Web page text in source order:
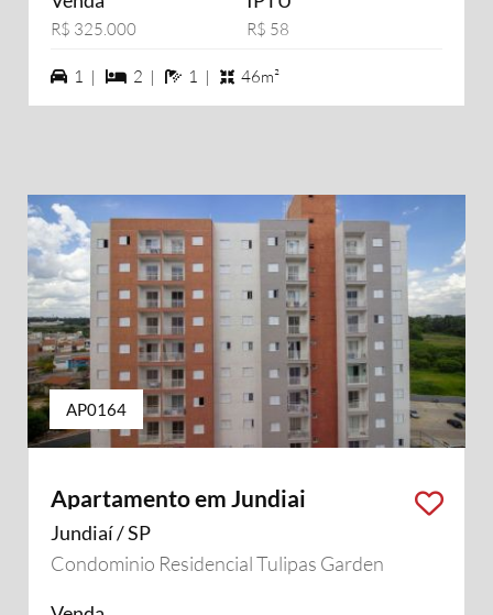
R$ 325.000 R$ 58
1 vagas na garagem
1 | 2 dormiórios
2 | 1 banheiros
1 | 46m²
AP0164
Apartamento em Jundiai
Jundiaí / SP
Condominio Residencial Tulipas Garden